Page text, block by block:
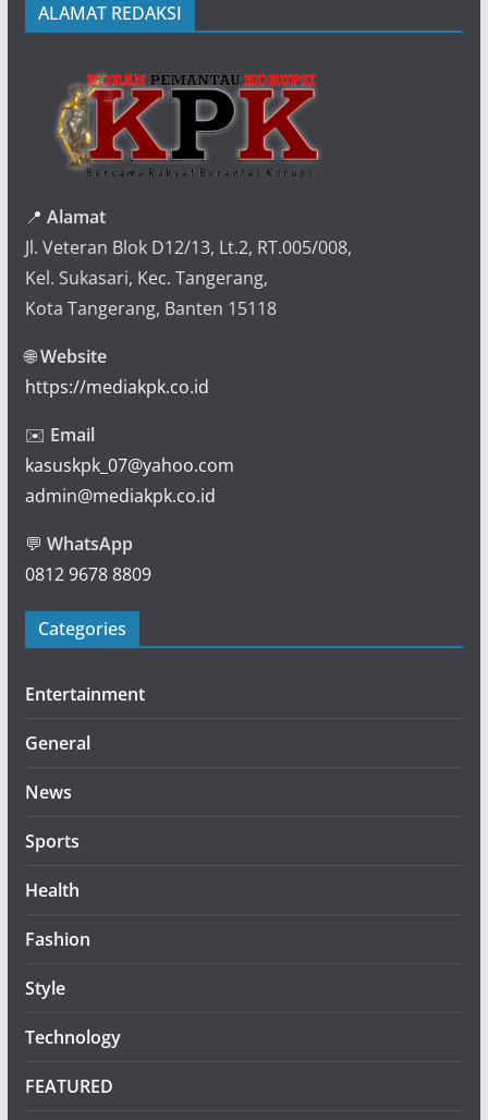
ALAMAT REDAKSI
📍 Alamat
Jl. Veteran Blok D12/13, Lt.2, RT.005/008,
Kel. Sukasari, Kec. Tangerang,
Kota Tangerang, Banten 15118
🌐Website
https://mediakpk.co.id
✉️ Email
kasuskpk_07@yahoo.com
admin@mediakpk.co.id
💬 WhatsApp
0812 9678 8809
Categories
Entertainment
General
News
Sports
Health
Fashion
Style
Technology
FEATURED